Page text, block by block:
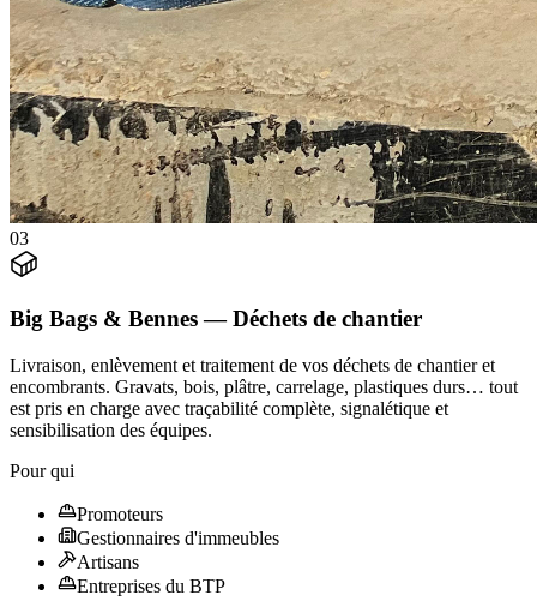
03
Big Bags & Bennes — Déchets de chantier
Livraison, enlèvement et traitement de vos déchets de chantier et
encombrants. Gravats, bois, plâtre, carrelage, plastiques durs… tout
est pris en charge avec traçabilité complète, signalétique et
sensibilisation des équipes.
Pour qui
Promoteurs
Gestionnaires d'immeubles
Artisans
Entreprises du BTP